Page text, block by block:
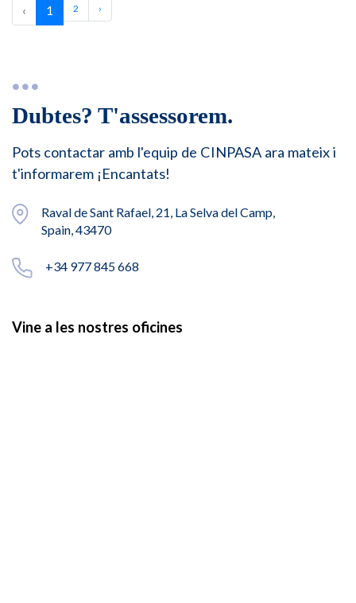
‹ 1 2 ›
Dubtes? T'assessorem.
Pots contactar amb l'equip de CINPASA ara mateix i
t'informarem ¡Encantats!
Raval de Sant Rafael, 21, La Selva del Camp,
Spain, 43470
+34 977 845 668
Vine a les nostres oficines